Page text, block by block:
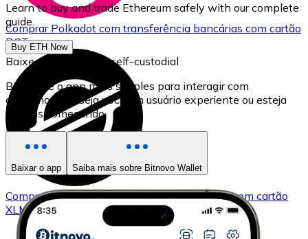
Comprar Polkadot com transferência bancárias com cartão
DOT
ComprarStellarcom transferência bancáriascom cartão
XLM
Learn to buy and trade Ethereum safely with our complete
guide.
Buy ETH Now
Baixe nossa carteira self-custodial
Bitnovo é o app mais simples para interagir com
criptomoedas, seja você um usuário experiente ou esteja
apenas começando.
Baixar o app Saiba mais sobre Bitnovo Wallet